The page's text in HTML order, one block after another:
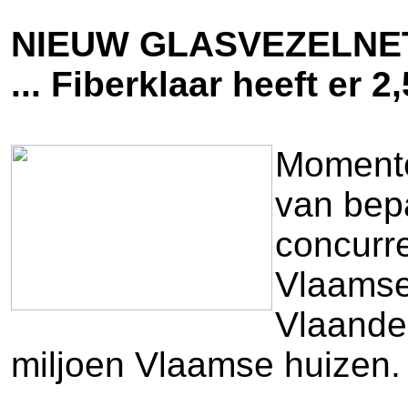
NIEUW
... Fiberklaar heeft er
van
miljoen Vlaamse huizen.